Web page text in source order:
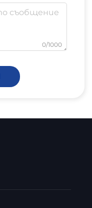
0/1000